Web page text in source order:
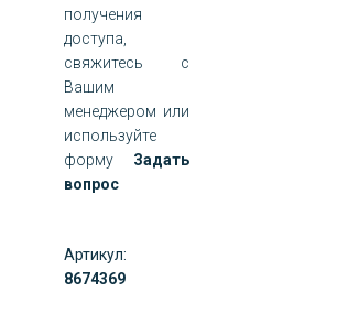
получения
доступа,
свяжитесь с
Вашим
менеджером или
используйте
форму Задать
вопрос
Артикул:
8674369